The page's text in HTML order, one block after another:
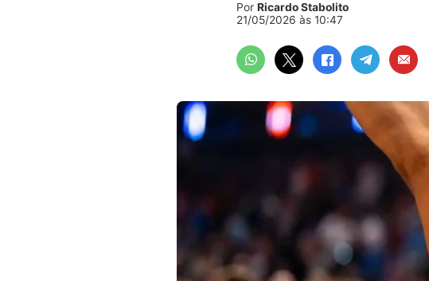
Por Ricardo Stabolito
21/05/2026 às 10:47